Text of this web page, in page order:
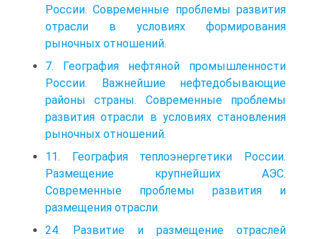
России. Современные проблемы развития
отрасли в условиях формирования
рыночных отношений.
7. География нефтяной промышленности
России. Важнейшие нефтедобывающие
районы страны. Современные проблемы
развития отрасли в условиях становления
рыночных отношений.
11. География теплоэнергетики России.
Размещение крупнейших АЭС.
Современные проблемы развития и
размещения отрасли.
24. Развитие и размещение отраслей